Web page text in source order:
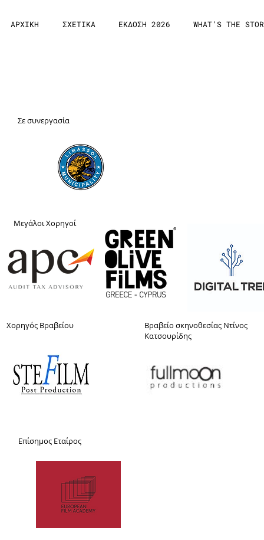
ΑΡΧΙΚΗ ΣΧΕΤΙΚΑ ΕΚΔΟΣΗ 2026 WHAT'S THE
Σε συνεργασία
Μεγάλοι Χορηγoί
Xoρηγός Βραβείου
Βραβείο σκηνοθεσίας Ντίνος
Κατσουρίδης
Επίσημος Εταίρος